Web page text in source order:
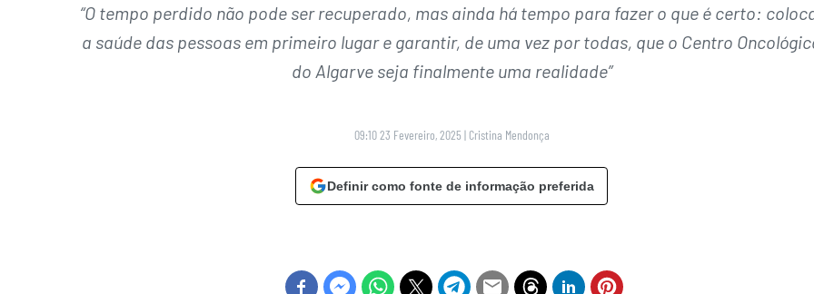
“O tempo perdido não pode ser recuperado, mas ainda há tempo para fazer o que é certo:
a saúde das pessoas em primeiro lugar e garantir, de uma vez por todas, que o Centro
do Algarve seja finalmente uma realidade”
09:10 23 Fevereiro, 2025 | Cristina Mendonça
Definir como fonte de informação preferida